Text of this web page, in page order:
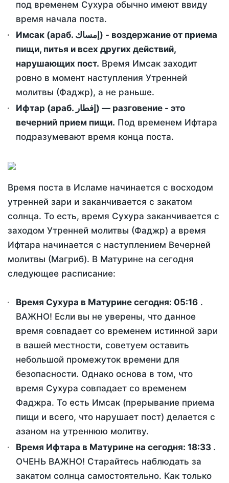
под временем Сухура обычно имеют ввиду
время начала поста.
Имсак (араб. إمساك) - воздержание от приема
пищи, питья и всех других действий,
нарушающих пост. Время Имсак заходит
ровно в момент наступления Утренней
молитвы (Фаджр), а не раньше.
Ифтар (араб. إفطار) — разговение - это
вечерний прием пищи. Под временем Ифтара
подразумевают время конца поста.
Время поста в Исламе начинается с восходом
утренней зари и заканчивается с закатом
солнца. То есть, время Сухура заканчивается с
заходом Утренней молитвы (Фаджр) а время
Ифтара начинается с наступлением Вечерней
молитвы (Магриб). В Матурине на сегодня
следующее расписание:
Время Сухура в Матурине сегодня: 05:16 .
ВАЖНО! Если вы не уверены, что данное
время совпадает со временем истинной зари
в вашей местности, советуем оставить
небольшой промежуток времени для
безопасности. Однако основа в том, что
время Сухура совпадает со временем
Фаджра. То есть Имсак (прерывание приема
пищи и всего, что нарушает пост) делается с
азаном на утреннюю молитву.
Время Ифтара в Матурине на сегодня: 18:33 .
ОЧЕНЬ ВАЖНО! Старайтесь наблюдать за
закатом солнца самостоятельно. Как только